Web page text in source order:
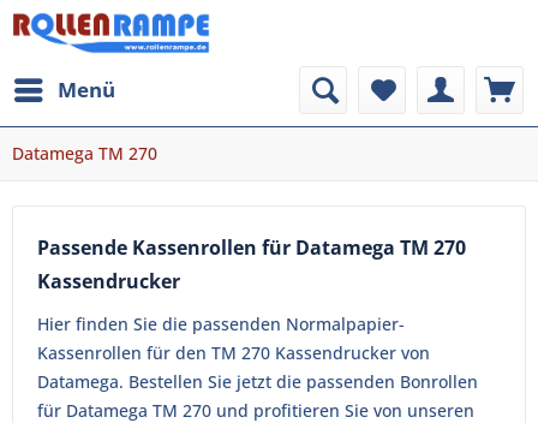
Menü
Datamega TM 270
Passende Kassenrollen für Datamega TM 270
Kassendrucker
Hier finden Sie die passenden Normalpapier-
Kassenrollen für den TM 270 Kassendrucker von
Datamega. Bestellen Sie jetzt die passenden Bonrollen
für Datamega TM 270 und profitieren Sie von unseren